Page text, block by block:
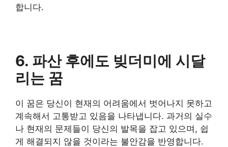
합니다.
6. 파산 후에도 빚더미에 시달
리는 꿈
이 꿈은 당신이 현재의 어려움에서 벗어나지 못하고
계속해서 고통받고 있음을 나타냅니다. 과거의 실수
나 현재의 문제들이 당신의 발목을 잡고 있으며, 쉽
게 해결되지 않을 것이라는 불안감을 반영합니다.